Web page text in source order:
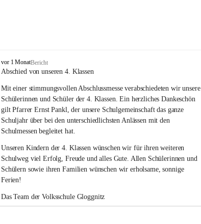
V
o
k
s
s
c
h
u
l
e
G
l
o
g
n
vor 1 MonatBericht
Abschied von unseren 4. Klassen
Mit einer stimmungsvollen Abschlussmesse verabschiedeten wir unsere
Schülerinnen und Schüler der 4. Klassen. Ein herzliches Dankeschön
gilt Pfarrer Ernst Pankl, der unsere Schulgemeinschaft das ganze
Schuljahr über bei den unterschiedlichsten Anlässen mit den
Schulmessen begleitet hat.
Unseren Kindern der 4. Klassen wünschen wir für ihren weiteren
Schulweg viel Erfolg, Freude und alles Gute. Allen Schülerinnen und
Schülern sowie ihren Familien wünschen wir erholsame, sonnige
Ferien!
Das Team der Volksschule Gloggnitz